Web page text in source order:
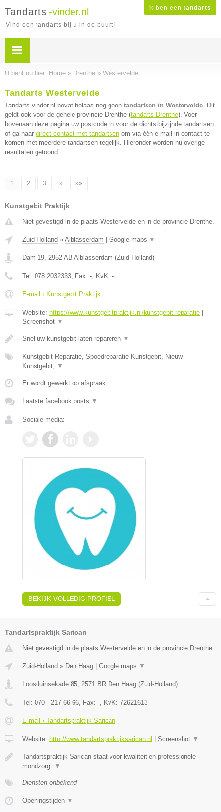
Ik ben een tandarts
Tandarts -vinder.nl
Vind een tandarts bij u in de buurt!
U bent nu hier: Home » Drenthe » Westervelde
Tandarts Westervelde
Tandarts-vinder.nl bevat helaas nog geen tandartsen in Westervelde. Dit
geldt ook voor de gehele provincie Drenthe (tandarts Drenthe). Voer
bovenaan deze pagina uw postcode in voor de dichtstbijzijnde tandartsen
of ga naar direct contact met tandartsen om via één e-mail in contact te
komen met meerdere tandartsen tegelijk. Hieronder worden nu overige
resultaten getoond.
1 2 3 » »»
Kunstgebit Praktijk
Niet gevestigd in de plaats Westervelde en in de provincie Drenthe.
Zuid-Holland » Alblasserdam Google maps ▼
Dam 19, 2952 AB Alblasserdam (Zuid-Holland)
Tel: 078 2032333, Fax: -, KvK: -
E-mail › Kunstgebit Praktijk
Website: https://www.kunstgebitpraktijk.nl/kunstgebit-reparatie
Screenshot ▼
Snel uw kunstgebit laten repareren ▼
Kunstgebit Reparatie, Spoedreparatie Kunstgebit, Nieuw
Kunstgebit, ▼
Er wordt gewerkt op afspraak.
Laatste facebook posts ▼
Sociale media:
BEKIJK VOLLEDIG PROFIEL
Tandartspraktijk Sarican
Niet gevestigd in de plaats Westervelde en in de provincie Drenthe.
Zuid-Holland » Den Haag Google maps ▼
Loosduinsekade 85, 2571 BR Den Haag (Zuid-Holland)
Tel: 070 - 217 66 66, Fax: -, KvK: 72621613
E-mail › Tandartspraktijk Sarican
Website: http://www.tandartspraktijksarican.nl Screenshot ▼
Tandartspraktijk Sarican staat voor kwaliteit en professionele
mondzorg. ▼
Diensten onbekend
Openingstijden ▼